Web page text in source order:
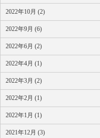
2022年10月 (2)
2022年9月 (6)
2022年6月 (2)
2022年4月 (1)
2022年3月 (2)
2022年2月 (1)
2022年1月 (1)
2021年12月 (3)